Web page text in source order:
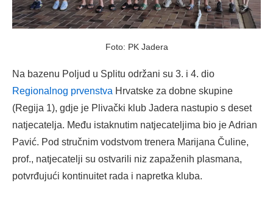
Foto: PK Jadera
Na bazenu Poljud u Splitu održani su 3. i 4. dio
Regionalnog prvenstva Hrvatske za dobne skupine
(Regija 1), gdje je Plivački klub Jadera nastupio s deset
natjecatelja. Među istaknutim natjecateljima bio je Adrian
Pavić. Pod stručnim vodstvom trenera Marijana Čuline,
prof., natjecatelji su ostvarili niz zapaženih plasmana,
potvrđujući kontinuitet rada i napretka kluba.